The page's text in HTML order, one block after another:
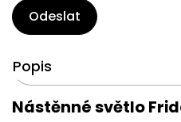
Odeslat
Popis
Nástěnné světlo